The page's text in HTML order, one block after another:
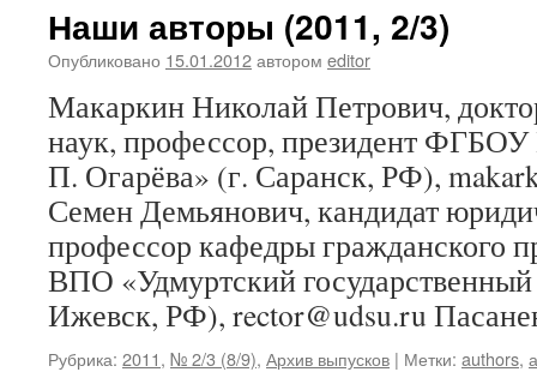
Наши авторы (2011, 2/3)
Опубликовано 15.01.2012автором editor
Макаркин Николай Петрович,
наук, профессор, президент
П. Огарёва» (г. Саранск, РФ),
Семен Демьянович, кандидат
профессор кафедры гражданского
ВПО «Удмуртский государственный
Ижевск, РФ), rector@udsu.ru
Рубрика: 2011, № 2/3 (8/9), Архив выпусков | Метки: authors,